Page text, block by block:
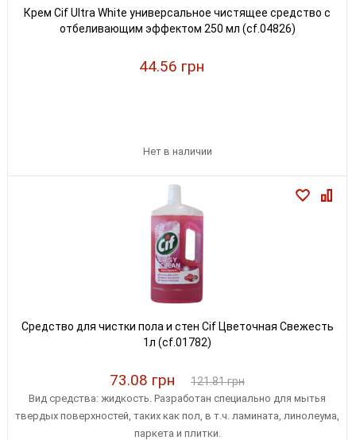
Крем Cif Ultra White универсальное чистящее средство с
отбеливающим эффектом 250 мл (cf.04826)
44.56 грн
Нет в наличии
Средство для чистки пола и стен Cif Цветочная Свежесть
1л (cf.01782)
73.08 грн 121.81 грн
Вид средства: жидкость. Разработан специально для мытья
твердых поверхностей, таких как пол, в т.ч. ламината, линолеума,
паркета и плитки.